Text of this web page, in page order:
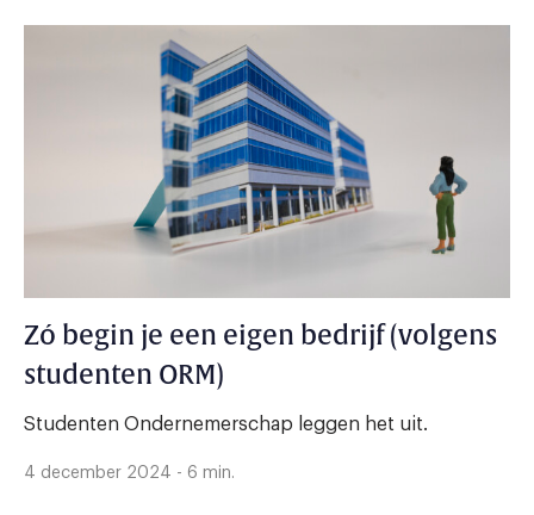
Zó begin je een eigen bedrijf (volgens
studenten ORM)
Studenten Ondernemerschap leggen het uit.
4 december 2024 - 6 min.